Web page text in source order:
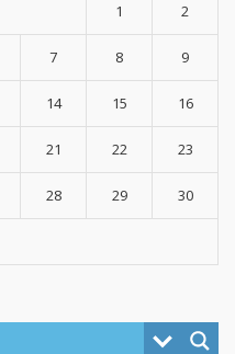
1 2
7 8 9
14 15 16
21 22 23
28 29 30